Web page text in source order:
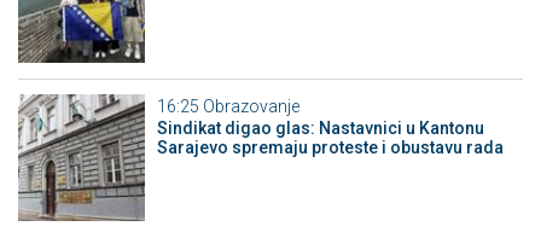
16:25 Obrazovanje
Sindikat digao glas: Nastavnici u Kantonu
Sarajevo spremaju proteste i obustavu rada